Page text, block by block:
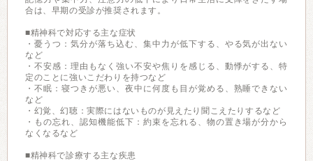
合は、早期の受診が推奨されます。
■精神科で対応する主な症状
・憂うつ：気分が落ち込む、集中力が低下する、やる気が出ない
など
・不安感：理由もなく強い不安や焦りを感じる、動悸がする、特
定のことに強いこだわりを持つなど
・不眠：寝つきが悪い、夜中に何度も目が覚める、熟睡できない
など
・幻覚、幻聴：実際にはないものが見えたり聞こえたりするなど
・もの忘れ、認知機能低下：約束を忘れる、物の置き場が分から
なくなるなど
■精神科で診療する主な疾患